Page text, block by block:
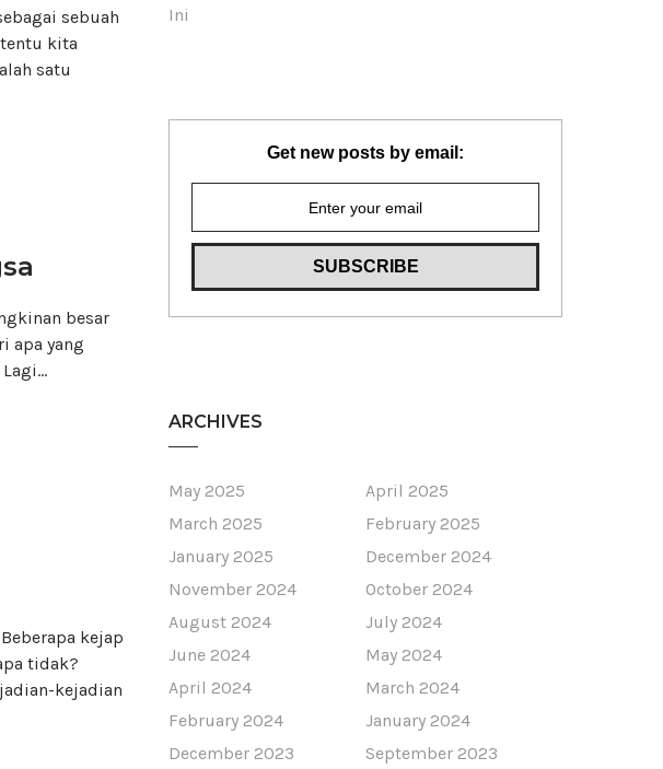
sebuah
kita
satu
besar
apa yang
kejap
tidak?
kejadian
Ini
Get new posts by email:
ARCHIVES
May 2025
April 2025
March 2025
February 2025
January 2025
December 2024
November 2024
October 2024
August 2024
July 2024
June 2024
May 2024
April 2024
March 2024
February 2024
January 2024
December 2023
September 2023